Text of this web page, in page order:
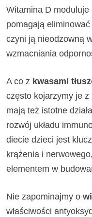
Witamina D moduluje
pomagają
czyni ją nieodzowną
wzmacniania
A co z kwasami
często kojarzymy je z
mają też istotne
rozwój układu
diecie dzieci jest
krążenia i
elementem w
Nie zapominajmy o
właściwości